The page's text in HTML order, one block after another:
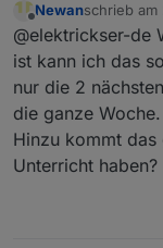
-
Offline
Newanschrieb am
zuletzt
@elektrickser-de
ist kann ich das
nur die 2
die ganze Woche.
Hinzu kommt
Unterricht haben?